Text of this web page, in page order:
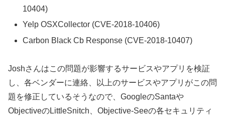
10404)
Yelp OSXCollector (CVE-2018-10406)
Carbon Black Cb Response (CVE-2018-10407)
Joshさんはこの問題が影響するサービスやアプリを検証
し、各ベンダーに連絡、以上のサービスやアプリがこの問
題を修正しているそうなので、GoogleのSantaや
ObjectiveのLittleSnitch、Objective-Seeの各セキュリティ